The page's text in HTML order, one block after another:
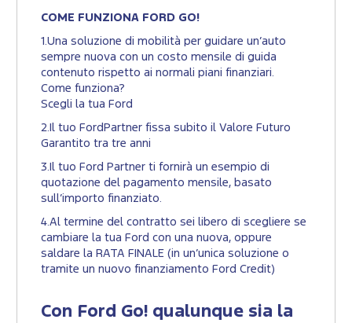
COME FUNZIONA FORD GO!
1.Una soluzione di mobilità per guidare un’auto
sempre nuova con un costo mensile di guida
contenuto rispetto ai normali piani finanziari.
Come funziona?
Scegli la tua Ford
2.Il tuo FordPartner fissa subito il Valore Futuro
Garantito tra tre anni
3.Il tuo Ford Partner ti fornirà un esempio di
quotazione del pagamento mensile, basato
sull’importo finanziato.
4.Al termine del contratto sei libero di scegliere se
cambiare la tua Ford con una nuova, oppure
saldare la RATA FINALE (in un’unica soluzione o
tramite un nuovo finanziamento Ford Credit)
Con Ford Go! qualunque sia la